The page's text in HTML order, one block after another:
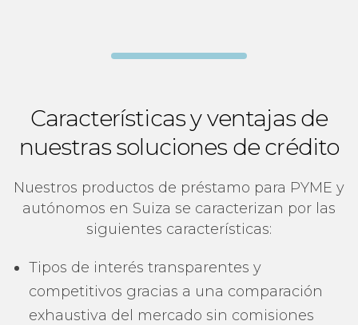
Características y ventajas de
nuestras soluciones de crédito
Nuestros productos de préstamo para PYME y
autónomos en Suiza se caracterizan por las
siguientes características:
Tipos de interés transparentes y
competitivos gracias a una comparación
exhaustiva del mercado sin comisiones